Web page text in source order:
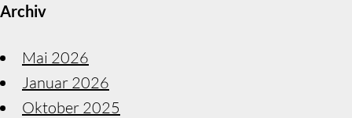
Archiv
Mai 2026
Januar 2026
Oktober 2025